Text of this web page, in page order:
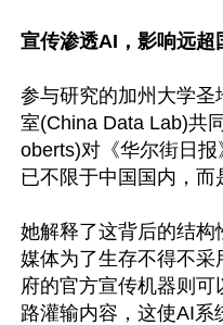
宣传渗透AI，影响远超
参与研究的加州大学
室(China Data Lab)共
oberts)对《华尔街日
已不限于中国国内，而
她解释了这背后的结
媒体为了生存不得不
府的官方宣传机器则可
路灌输内容，这使AI系